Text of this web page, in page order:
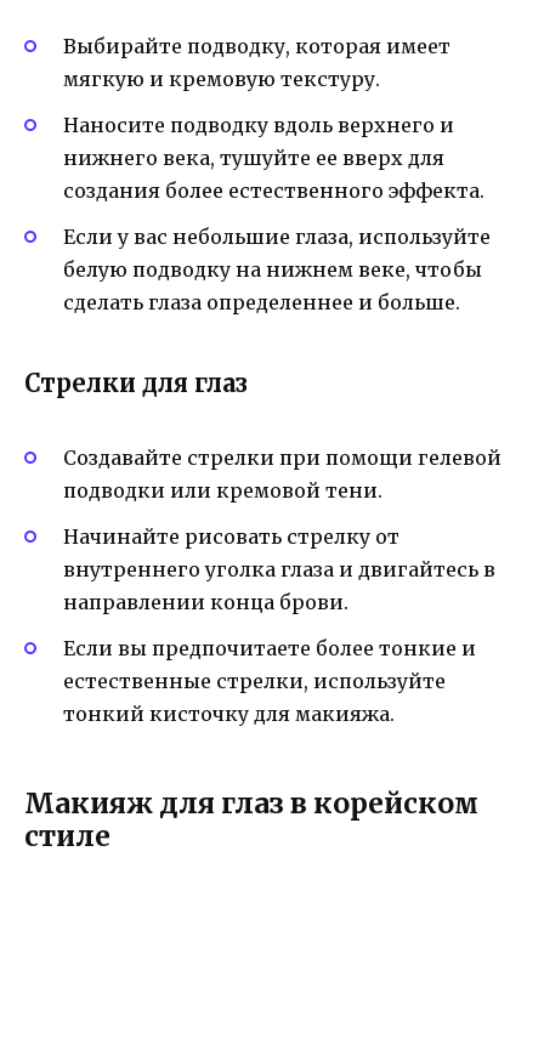
Выбирайте подводку, которая имеет
мягкую и кремовую текстуру.
Наносите подводку вдоль верхнего и
нижнего века, тушуйте ее вверх для
создания более естественного эффекта.
Если у вас небольшие глаза, используйте
белую подводку на нижнем веке, чтобы
сделать глаза определеннее и больше.
Стрелки для глаз
Создавайте стрелки при помощи гелевой
подводки или кремовой тени.
Начинайте рисовать стрелку от
внутреннего уголка глаза и двигайтесь в
направлении конца брови.
Если вы предпочитаете более тонкие и
естественные стрелки, используйте
тонкий кисточку для макияжа.
Макияж для глаз в корейском
стиле